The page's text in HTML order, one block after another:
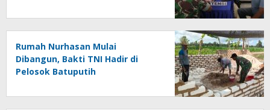
Rumah Nurhasan Mulai
Dibangun, Bakti TNI Hadir di
Pelosok Batuputih